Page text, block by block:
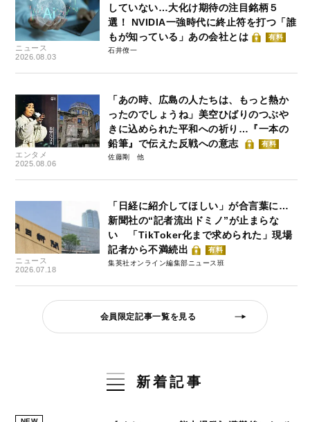
ニュース
2026.08.03
していない…大化け期待の注目銘柄５
選！ NVIDIA一強時代に終止符を打つ「誰
もが知っている」あの会社とは
有料
石井僚一
エンタメ
2025.08.06
「あの時、広島の人たちは、もっと熱か
ったのでしょうね」美空ひばりのつぶや
きに込められた平和への祈り…『一本の
鉛筆』で伝えた反戦への意志
有料
佐藤剛
ニュース
2026.07.18
「日経に紹介してほしい」が合言葉に…
新聞社の“記者流出ドミノ”が止まらな
い 「TikToker化まで求められた」現場
記者から不満続出
有料
集英社オンライン編集部ニュース班
会員限定記事一覧を見る
新着記事